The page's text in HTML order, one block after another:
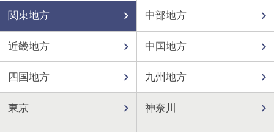
関東地方 中部地方
近畿地方 中国地方
四国地方 九州地方
東京 神奈川